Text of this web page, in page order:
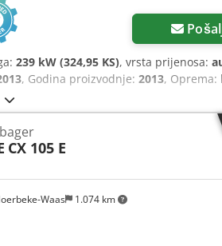
239 kW (324,95 KS), vrsta prijenosa:
, Godina proizvodnje: 2013, Oprema:
Waas 1.074 km
CX 105 E